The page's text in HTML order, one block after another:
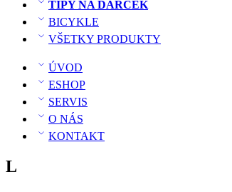
TIPY NA DARČEK
BICYKLE
VŠETKY PRODUKTY
ÚVOD
ESHOP
SERVIS
O NÁS
KONTAKT
L